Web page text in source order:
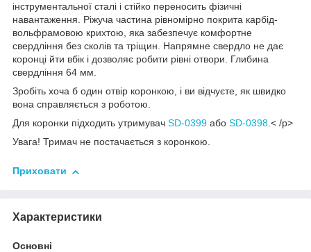
інструментальної сталі і стійко переносить фізичні
навантаження. Ріжуча частина рівномірно покрита карбід-
вольфрамовою крихтою, яка забезпечує комфортне
свердління без сколів та тріщин. Напрямне свердло не дає
коронці йти вбік і дозволяє робити рівні отвори. Глибина
свердління 64 мм.
Зробіть хоча б один отвір коронкою, і ви відчуєте, як швидко
вона справляється з роботою.
Для коронки підходить утримувач SD-0399 або SD-0398.< /p>
Увага! Тримач не постачається з коронкою.
Приховати
Характеристики
Основні